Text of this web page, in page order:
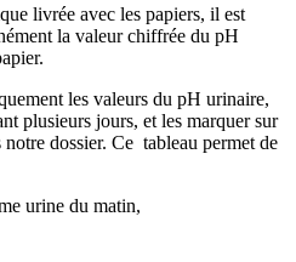
livrée avec les papiers, il est
la valeur chiffrée du pH
les valeurs du pH urinaire,
plusieurs jours, et les marquer sur
dossier. Ce tableau permet de
urine du matin,